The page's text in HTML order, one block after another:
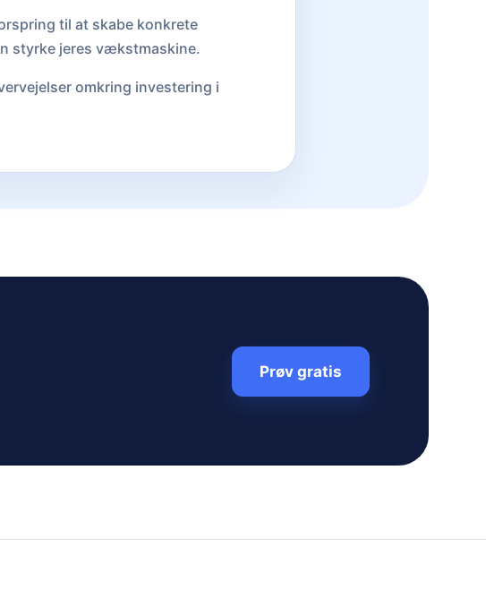
til at skabe konkrete
styrke jeres vækstmaskine.
omkring investering i
Prøv gratis